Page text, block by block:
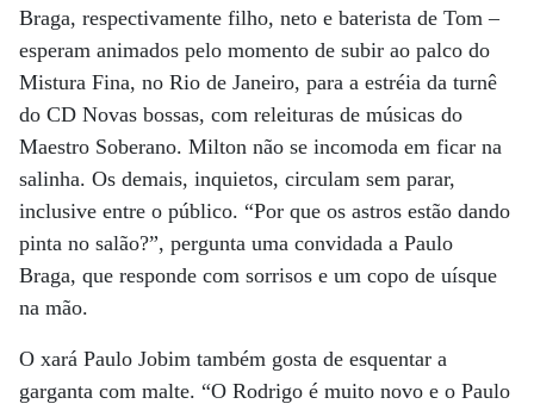
Braga, respectivamente filho, neto e baterista de Tom –
esperam animados pelo momento de subir ao palco do
Mistura Fina, no Rio de Janeiro, para a estréia da turnê
do CD Novas bossas, com releituras de músicas do
Maestro Soberano. Milton não se incomoda em ficar na
salinha. Os demais, inquietos, circulam sem parar,
inclusive entre o público. “Por que os astros estão dando
pinta no salão?”, pergunta uma convidada a Paulo
Braga, que responde com sorrisos e um copo de uísque
na mão.
O xará Paulo Jobim também gosta de esquentar a
garganta com malte. “O Rodrigo é muito novo e o Paulo